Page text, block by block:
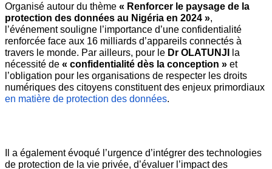
Organisé autour du thème « Renforcer le paysage de la
protection des données au Nigéria en 2024 »,
l’événement souligne l’importance d’une confidentialité
renforcée face aux 16 milliards d’appareils connectés à
travers le monde. Par ailleurs, pour le Dr OLATUNJI
la
nécessité de « confidentialité dès la conception » et
l’obligation pour les organisations de respecter les droits
numériques des citoyens constituent des enjeux primordiaux
en matière de protection des données.
Il a également évoqué l’urgence d’intégrer des technologies
de protection de la vie privée, d’évaluer l’impact des